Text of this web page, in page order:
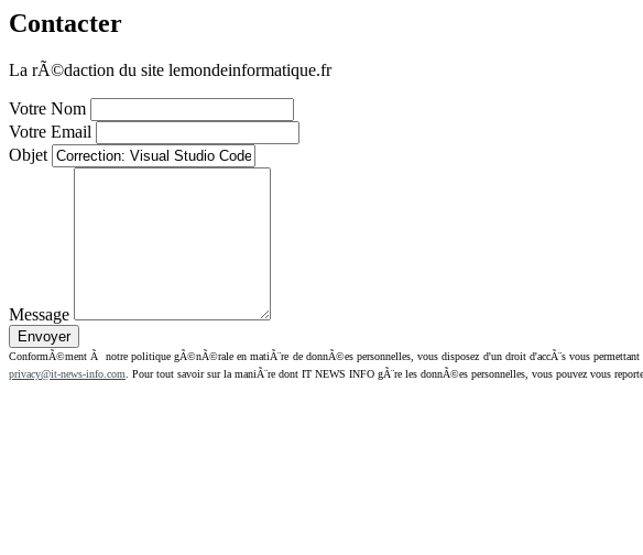
Contacter
La rÃ©daction du site lemondeinformatique.fr
Votre Nom
Votre Email
Objet
Message
ConformÃ©ment Ã notre politique gÃ©nÃ©rale en matiÃ¨re de donnÃ©es personnelles, vous disposez d'un droit d'accÃ¨s vous
privacy@it-news-info.com . Pour tout savoir sur la maniÃ¨re dont IT NEWS INFO gÃ¨re les donnÃ©es personnelles, vous pouvez vous